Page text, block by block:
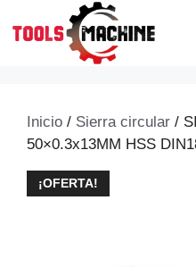
Inicio / Sierra circular /
50×0.3x13MM HSS
¡OFERTA!